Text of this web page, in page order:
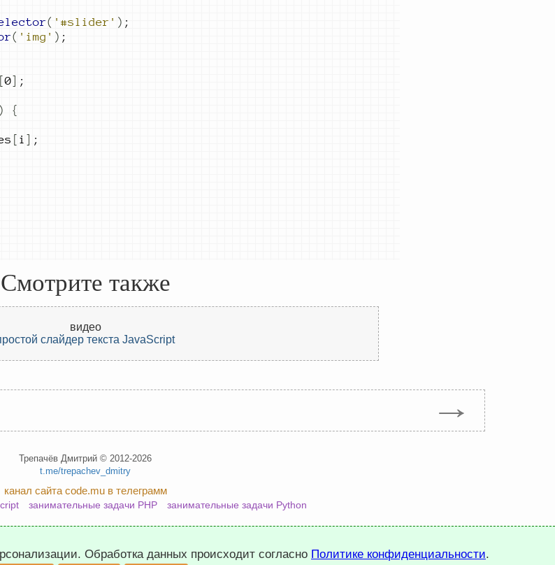
( '#slider' ) ;
( 'img' ) ;
[0] ;
{
[ i ] ;
Смотрите также
видео
слайдер текста JavaScript
→
Трепачёв Дмитрий © 2012-2026
t.me/trepachev_dmitry
канал сайта code.mu в телеграмм
занимательные задачи PHP занимательные задачи Python
Обработка данных происходит согласно Политике конфиденциальности.